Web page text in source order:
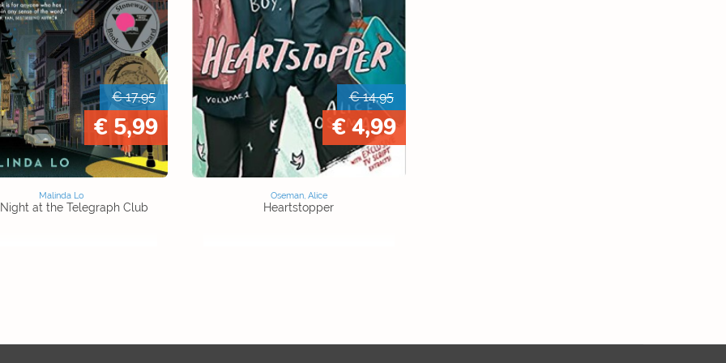
€ 17,95
€ 5,99
Malinda Lo
at the Telegraph Club
€ 14,95
€ 4,99
Oseman, Alice
Heartstopper